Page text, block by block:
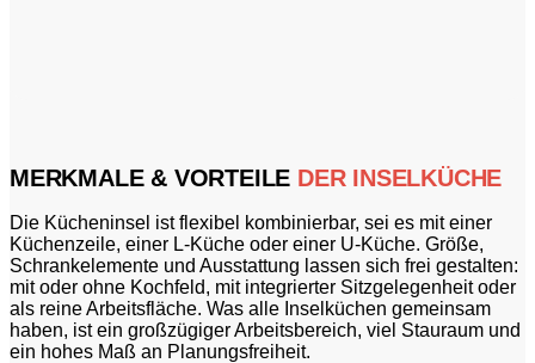
MERKMALE & VORTEILE DER INSELKÜCHE
Die Kücheninsel ist flexibel kombinierbar, sei es mit einer
Küchenzeile, einer L-Küche oder einer U-Küche. Größe,
Schrankelemente und Ausstattung lassen sich frei gestalten:
mit oder ohne Kochfeld, mit integrierter Sitzgelegenheit oder
als reine Arbeitsfläche. Was alle Inselküchen gemeinsam
haben, ist ein großzügiger Arbeitsbereich, viel Stauraum und
ein hohes Maß an Planungsfreiheit.